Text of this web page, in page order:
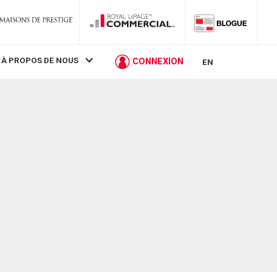
À PROPOS DE NOUS CONNEXION EN